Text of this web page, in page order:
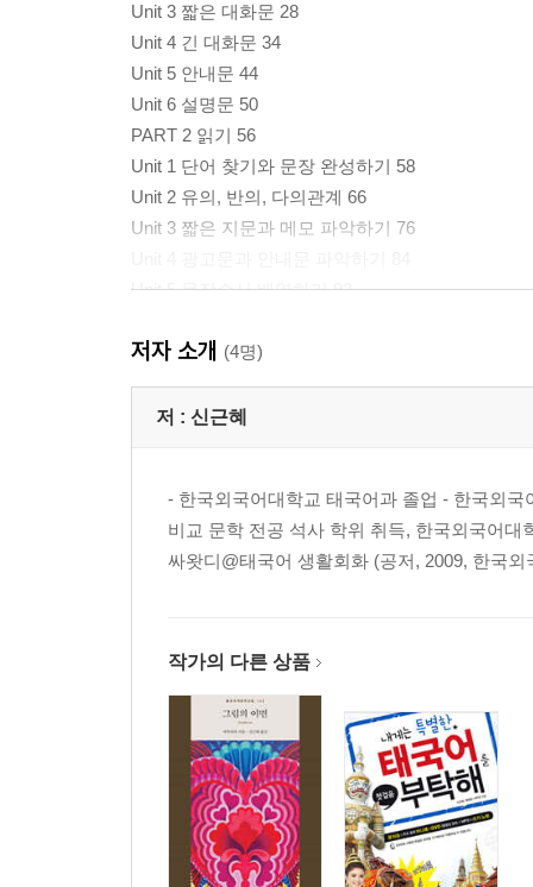
Unit 3 짧은 대화문 28
Unit 4 긴 대화문 34
Unit 5 안내문 44
Unit 6 설명문 50
PART 2 읽기 56
Unit 1 단어 찾기와 문장 완성하기 58
Unit 2 유의, 반의, 다의관계 66
Unit 3 짧은 지문과 메모 파악하기 76
Unit 5 문장순서 배열하기 92
Unit 7 서술문 독해 104
특수외국어능력평가 태국어 실전모의고사 117
시험 패턴 익히기와 연습 문제 정답과 해설 167
저자 소개 (4명)
저 : 신근혜
- 한국외국어대학교 태국어과 졸업 - 한국외
비교 문학 전공 석사 학위 취득, 한국외국어
싸왓디@태국어 생활회화 (공저, 2009, 한국
작가의 다른 상품